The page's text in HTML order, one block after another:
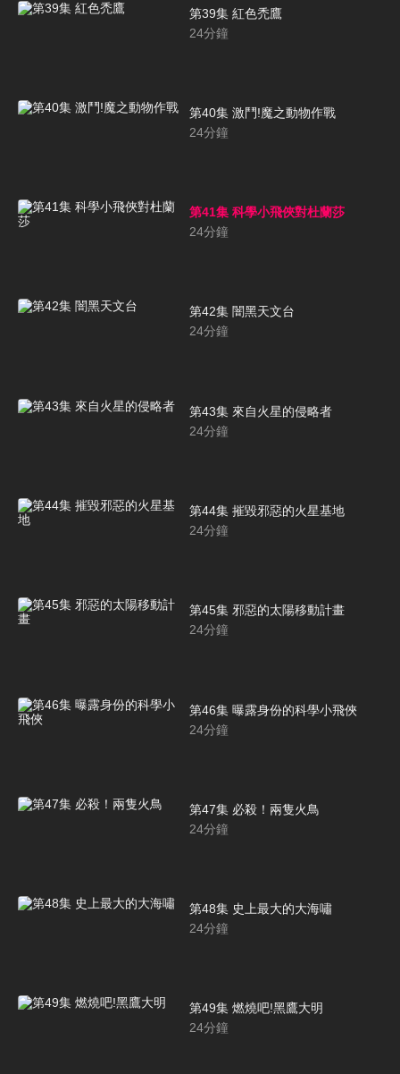
第39集 紅色禿鷹
24分鐘
第40集 激鬥!魔之動物作戰
24分鐘
第41集 科學小飛俠對杜蘭莎
24分鐘
第42集 闇黑天文台
24分鐘
第43集 來自火星的侵略者
24分鐘
第44集 摧毀邪惡的火星基地
24分鐘
第45集 邪惡的太陽移動計畫
24分鐘
第46集 曝露身份的科學小飛俠
24分鐘
第47集 必殺！兩隻火鳥
24分鐘
第48集 史上最大的大海嘯
24分鐘
第49集 燃燒吧!黑鷹大明
24分鐘